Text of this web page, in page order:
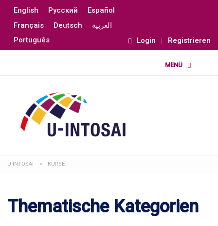
English Русский
Español
Français
Deutsch
العربية
Português
Login Registrieren
U-INTOSAI > KURSE
Thematische Kategorien